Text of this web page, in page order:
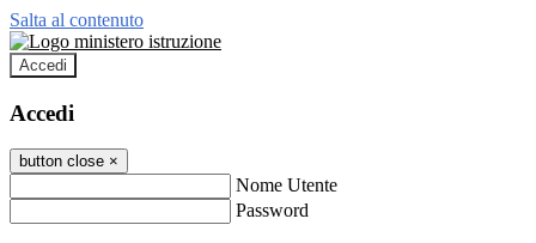
Salta al contenuto
Accedi
Accedi
button close ×
Nome Utente
Password